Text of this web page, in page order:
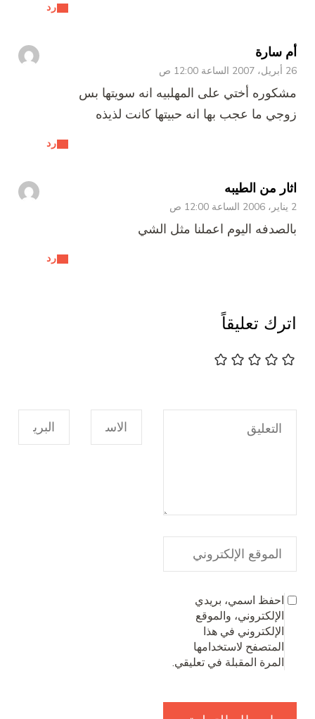
رد
أم سارة
26 أبريل، 2007 الساعة 12:00 ص
رد
مشكوره أختي على المهلبيه انه سويتها بس
زوجي ما عجب بها انه حبيتها كانت لذيذه
اثار من الطيبه
2 يناير، 2006 الساعة 12:00 ص
رد
بالصدفه اليوم اعملنا مثل الشي
اترك تعليقاً
احفظ اسمي، بريدي
الإلكتروني، والموقع
الإلكتروني في هذا
المتصفح لاستخدامها
المرة المقبلة في تعليقي.